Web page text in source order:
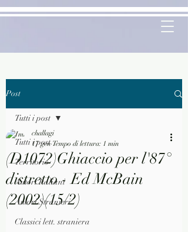
Post
Tutti i post
Territorio
Autori Italiani
Autori Stranieri
Classici lett. straniera
Tutti i post
(D1072)Ghiaccio per l'87°
distretto - Ed McBain
(2002)(15/2)
challagi
17 gen Tempo di lettura: 1 min